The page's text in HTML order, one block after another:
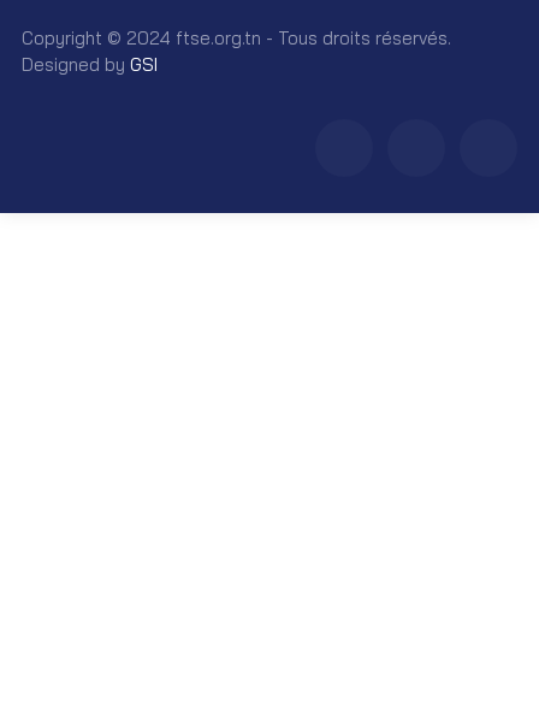
Copyright © 2024 ftse.org.tn - Tous droits réservés.
Designed by GSI